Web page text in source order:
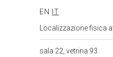
EN
IT
Localizzazione fisica
sala 22, vetrina 93